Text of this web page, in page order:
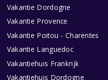
Vakantie Dordogne
Vakantie Provence
Vakantie Poitou - Charentes
Vakantie Languedoc
Vakantiehuis Frankrijk
Vakantiehuis Dordogne